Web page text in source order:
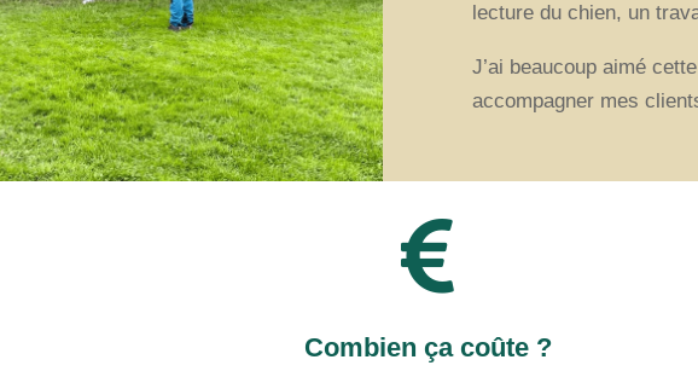
lecture du chien, un
J’ai beaucoup aimé
accompagner mes

Combien ça coûte ?